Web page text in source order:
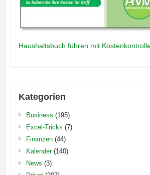
Haushaltsbuch führen mit
Kategorien
Business (195)
Excel-Tricks (7)
Finanzen(44)
Kalender(140)
News (3)